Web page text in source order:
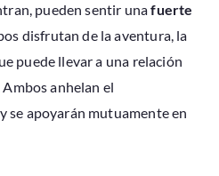
pueden sentir unafuerte
disfrutan de la aventura, la
puede llevar a una relación
anhelan el
se apoyarán mutuamente en